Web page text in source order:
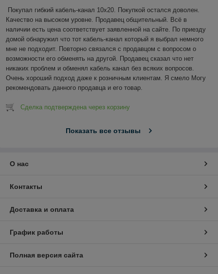
Покупал гибкий кабель-канал 10х20. Покупкой остался доволен.
Качество на высоком уровне. Продавец общительный. Всё в
наличии есть цена соответствует заявленной на сайте. По приезду
домой обнаружил что тот кабель-канал который я выбрал немного
мне не подходит. Повторно связался с продавцом с вопросом о
возможности его обменять на другой. Продавец сказал что нет
никаких проблем и обменял кабель канал без всяких вопросов.
Очень хороший подход даже к розничным клиентам. Я смело Могу
рекомендовать данного продавца и его товар.
Сделка подтверждена через корзину
Показать все отзывы
О нас
Контакты
Доставка и оплата
График работы
Полная версия сайта